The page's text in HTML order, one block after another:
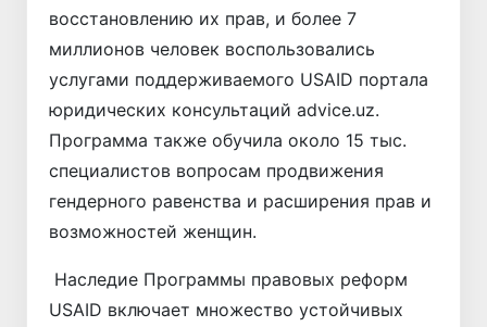
восстановлению их прав, и более 7
миллионов человек воспользовались
услугами поддерживаемого USAID портала
юридических консультаций advice.uz.
Программа также обучила около 15 тыс.
специалистов вопросам продвижения
гендерного равенства и расширения прав и
возможностей женщин.
Наследие Программы правовых реформ
USAID включает множество устойчивых